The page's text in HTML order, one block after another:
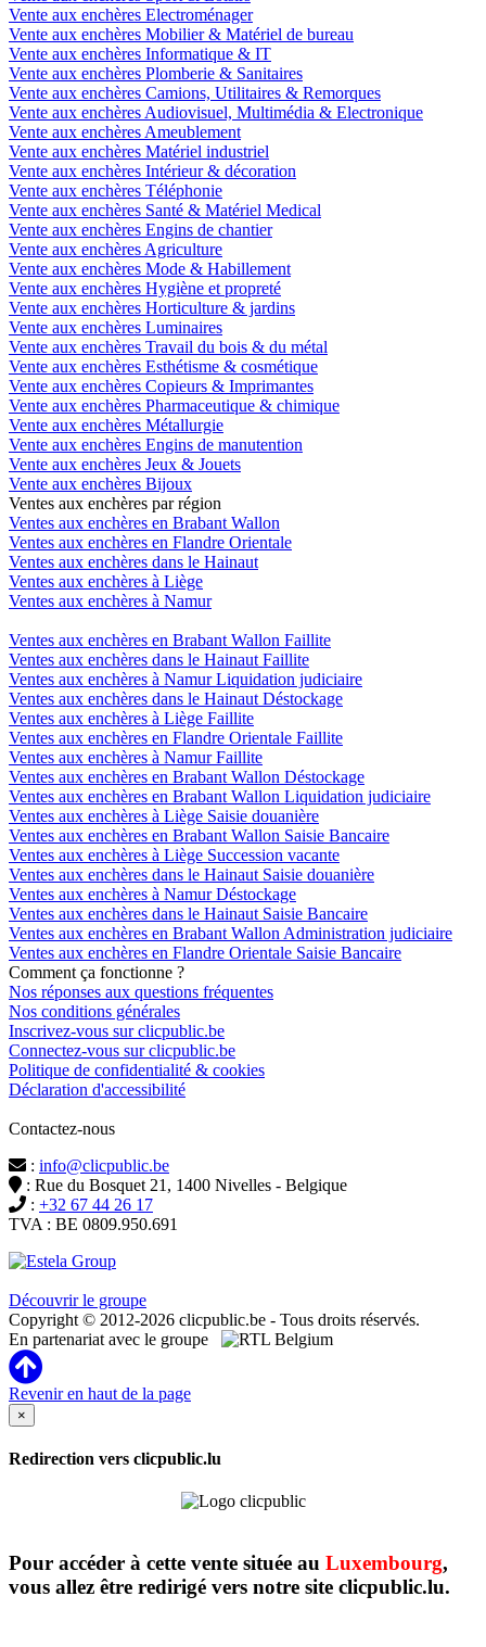
Vente aux enchères Electroménager
Vente aux enchères Mobilier & Matériel de bureau
Vente aux enchères Informatique & IT
Vente aux enchères Plomberie & Sanitaires
Vente aux enchères Camions, Utilitaires & Remorques
Vente aux enchères Audiovisuel, Multimédia & Electronique
Vente aux enchères Ameublement
Vente aux enchères Matériel industriel
Vente aux enchères Intérieur & décoration
Vente aux enchères Téléphonie
Vente aux enchères Santé & Matériel Medical
Vente aux enchères Engins de chantier
Vente aux enchères Agriculture
Vente aux enchères Mode & Habillement
Vente aux enchères Hygiène et propreté
Vente aux enchères Horticulture & jardins
Vente aux enchères Luminaires
Vente aux enchères Travail du bois & du métal
Vente aux enchères Esthétisme & cosmétique
Vente aux enchères Copieurs & Imprimantes
Vente aux enchères Pharmaceutique & chimique
Vente aux enchères Métallurgie
Vente aux enchères Engins de manutention
Vente aux enchères Jeux & Jouets
Vente aux enchères Bijoux
Ventes aux enchères par région
Ventes aux enchères en Brabant Wallon
Ventes aux enchères en Flandre Orientale
Ventes aux enchères dans le Hainaut
Ventes aux enchères à Liège
Ventes aux enchères à Namur
Ventes aux enchères en Brabant Wallon Faillite
Ventes aux enchères dans le Hainaut Faillite
Ventes aux enchères à Namur Liquidation judiciaire
Ventes aux enchères dans le Hainaut Déstockage
Ventes aux enchères à Liège Faillite
Ventes aux enchères en Flandre Orientale Faillite
Ventes aux enchères à Namur Faillite
Ventes aux enchères en Brabant Wallon Déstockage
Ventes aux enchères en Brabant Wallon Liquidation judiciaire
Ventes aux enchères à Liège Saisie douanière
Ventes aux enchères en Brabant Wallon Saisie Bancaire
Ventes aux enchères à Liège Succession vacante
Ventes aux enchères dans le Hainaut Saisie douanière
Ventes aux enchères à Namur Déstockage
Ventes aux enchères dans le Hainaut Saisie Bancaire
Ventes aux enchères en Brabant Wallon Administration judiciaire
Ventes aux enchères en Flandre Orientale Saisie Bancaire
Comment ça fonctionne ?
Nos réponses aux questions fréquentes
Nos conditions générales
Inscrivez-vous sur clicpublic.be
Connectez-vous sur clicpublic.be
Politique de confidentialité & cookies
Déclaration d'accessibilité
Contactez-nous
: info@clicpublic.be
: Rue du Bosquet 21, 1400 Nivelles - Belgique
: +32 67 44 26 17
TVA : BE 0809.950.691
Découvrir le groupe
Copyright © 2012-2026 clicpublic.be - Tous droits réservés.
En partenariat avec le groupe
Revenir en haut de la page
×
Redirection vers clicpublic.lu
Pour accéder à cette vente située au Luxembourg,
vous allez être redirigé vers notre site clicpublic.lu.